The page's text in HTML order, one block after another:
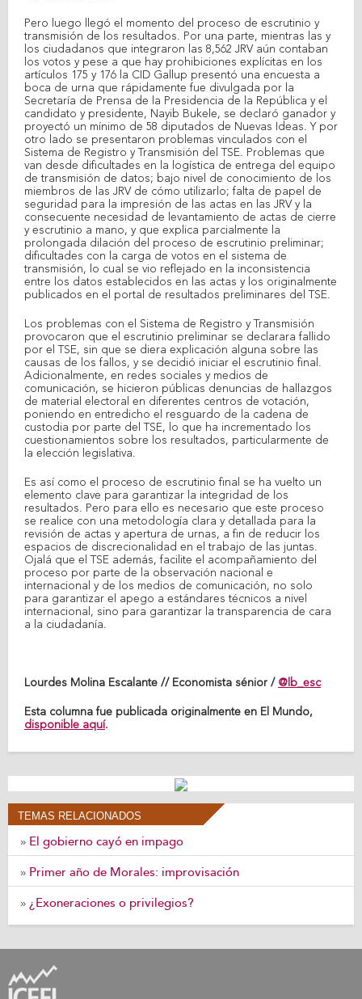
Pero luego llegó el momento del proceso de escrutinio y
transmisión de los resultados. Por una parte, mientras las y
los ciudadanos que integraron las 8,562 JRV aún contaban
los votos y pese a que hay prohibiciones explícitas en los
artículos 175 y 176 la CID Gallup presentó una encuesta a
boca de urna que rápidamente fue divulgada por la
Secretaría de Prensa de la Presidencia de la República y el
candidato y presidente, Nayib Bukele, se declaró ganador y
proyectó un mínimo de 58 diputados de Nuevas Ideas. Y por
otro lado se presentaron problemas vinculados con el
Sistema de Registro y Transmisión del TSE. Problemas que
van desde dificultades en la logística de entrega del equipo
de transmisión de datos; bajo nivel de conocimiento de los
miembros de las JRV de cómo utilizarlo; falta de papel de
seguridad para la impresión de las actas en las JRV y la
consecuente necesidad de levantamiento de actas de cierre
y escrutinio a mano, y que explica parcialmente la
prolongada dilación del proceso de escrutinio preliminar;
dificultades con la carga de votos en el sistema de
transmisión, lo cual se vio reflejado en la inconsistencia
entre los datos establecidos en las actas y los originalmente
publicados en el portal de resultados preliminares del TSE.
Los problemas con el Sistema de Registro y Transmisión
provocaron que el escrutinio preliminar se declarara fallido
por el TSE, sin que se diera explicación alguna sobre las
causas de los fallos, y se decidió iniciar el escrutinio final.
Adicionalmente, en redes sociales y medios de
comunicación, se hicieron públicas denuncias de hallazgos
de material electoral en diferentes centros de votación,
poniendo en entredicho el resguardo de la cadena de
custodia por parte del TSE, lo que ha incrementado los
cuestionamientos sobre los resultados, particularmente de
la elección legislativa.
Es así como el proceso de escrutinio final se ha vuelto un
elemento clave para garantizar la integridad de los
resultados. Pero para ello es necesario que este proceso
se realice con una metodología clara y detallada para la
revisión de actas y apertura de urnas, a fin de reducir los
espacios de discrecionalidad en el trabajo de las juntas.
Ojalá que el TSE además, facilite el acompañamiento del
proceso por parte de la observación nacional e
internacional y de los medios de comunicación, no solo
para garantizar el apego a estándares técnicos a nivel
internacional, sino para garantizar la transparencia de cara
a la ciudadanía.
Lourdes Molina Escalante // Economista sénior / @lb_esc
Esta columna fue publicada originalmente en El Mundo,
disponible aquí.
TEMAS RELACIONADOS
» El gobierno cayó en impago
» Primer año de Morales: improvisación
» ¿Exoneraciones o privilegios?